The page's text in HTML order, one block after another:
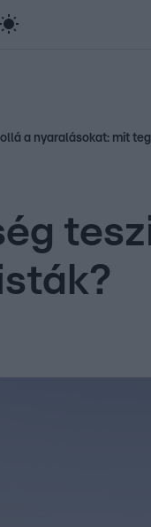
Most Wanted
a nyaralásokat: mit